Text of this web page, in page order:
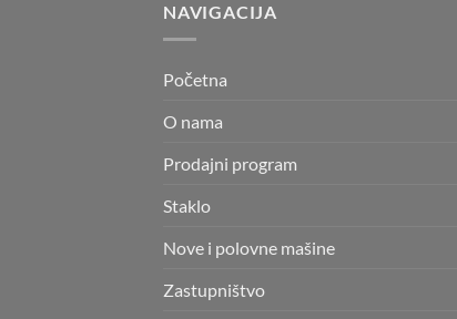
NAVIGACIJA
Početna
O nama
Prodajni program
Staklo
Nove i polovne mašine
Zastupništvo